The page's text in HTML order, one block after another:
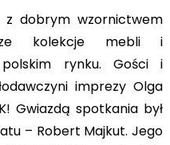
z dobrym wzornictwem
kolekcje meblii
rynku. Gości i
imprezy Olga
Gwiazdą spotkania był
– Robert Majkut. Jego